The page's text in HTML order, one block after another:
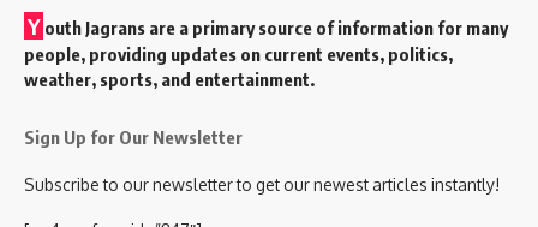
Y outh Jagrans are a primary source of information for many
people, providing updates on current events, politics,
weather, sports, and entertainment.
Sign Up for Our Newsletter
Subscribe to our newsletter to get our newest articles instantly!